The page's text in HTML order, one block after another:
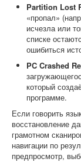
Partition Lost
«пропал»
исчезла или
списке
ошибиться
PC Crashed
который
программе.
Если говорить
восстановление
грамотном
навигации по
предпросмотр,